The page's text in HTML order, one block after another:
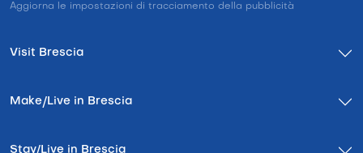
Aggiorna le impostazioni di tracciamento della pubblicità
Visit Brescia
Make/Live in Brescia
Stay/Live in Brescia